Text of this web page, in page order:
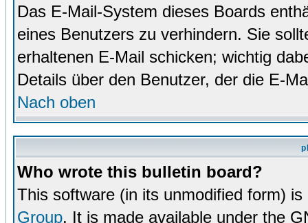
Das E-Mail-System dieses Boards
eines Benutzers zu verhindern. Sie
erhaltenen E-Mail schicken; wichtig
Details über den Benutzer, der die E-
Nach oben
Who wrote this bulletin board?
This software (in its unmodified form)
Group. It is made available under the